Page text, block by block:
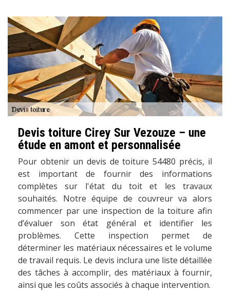
Devis toiture Cirey Sur Vezouze – une
étude en amont et personnalisée
Pour obtenir un devis de toiture 54480 précis, il
est important de fournir des informations
complètes sur l'état du toit et les travaux
souhaités. Notre équipe de couvreur va alors
commencer par une inspection de la toiture afin
d’évaluer son état général et identifier les
problèmes. Cette inspection permet de
déterminer les matériaux nécessaires et le volume
de travail requis. Le devis inclura une liste détaillée
des tâches à accomplir, des matériaux à fournir,
ainsi que les coûts associés à chaque intervention.